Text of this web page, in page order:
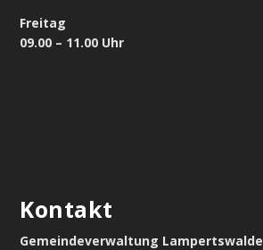
Freitag
09.00 – 11.00 Uhr
Kontakt
Gemeindeverwaltung Lampertswalde